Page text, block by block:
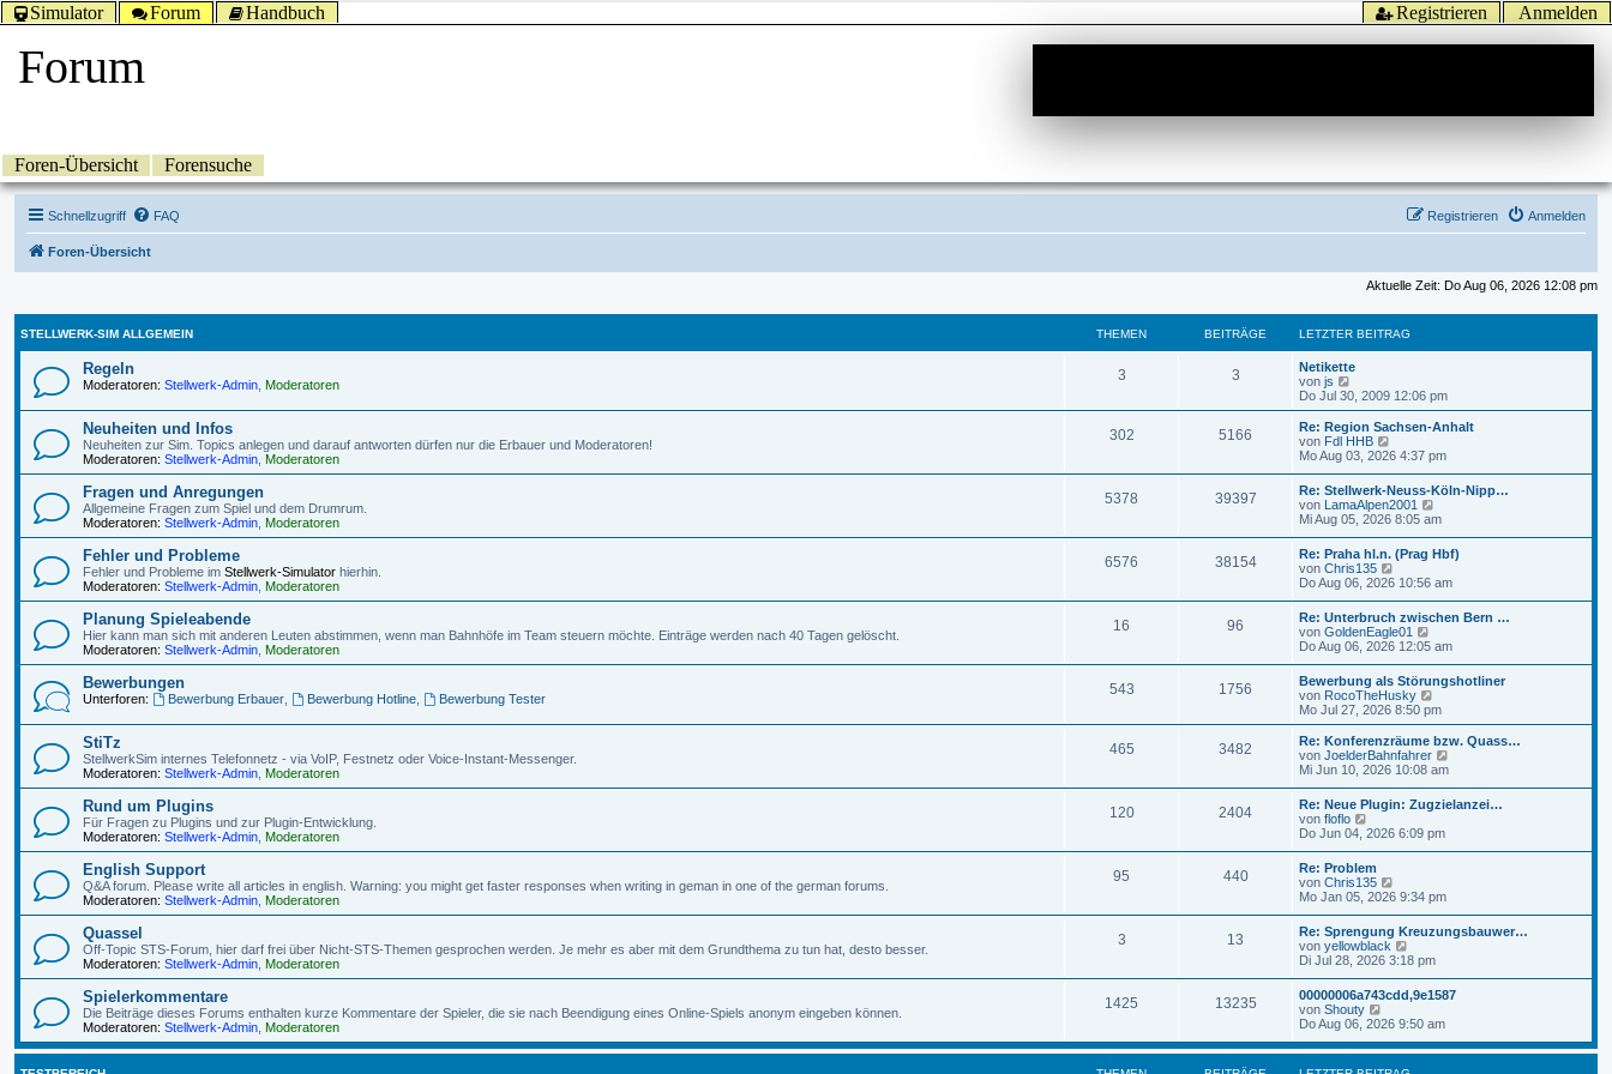
Anmelden
Registrieren
Simulator Forum Handbuch
Forum
Foren-Übersicht Forensuche
Schnellzugriff FAQ Anmelden
Registrieren
Foren-Übersicht
Aktuelle Zeit: Do Aug 06, 2026 12:08 pm
STELLWERK-SIM ALLGEMEIN THEMEN BEITRÄGE LETZTER BEITRAG
Regeln
Moderatoren: Stellwerk-Admin Moderatoren
3 3
Netikette
von js
e
u
e
s
t
B
e
i
t
r
a
g
Do Jul 30, 2009 12:06 pm
Neuheiten und Infos
Neuheiten zur Sim. Topics anlegen und darauf antworten dürfen nur die Erbauer und Moderatoren!
Moderatoren: Stellwerk-Admin Moderatoren
302 5166
Re: Region Sachsen-Anhalt
von Fdl HHB
e
e
s
t
e
r
B
e
i
t
r
a
g
Mo Aug 03, 2026 4:37 pm
Fragen und Anregungen
Allgemeine Fragen zum Spiel und dem Drumrum.
Moderatoren: Stellwerk-Admin Moderatoren
5378 39397
Re: Stellwerk-Neuss-Köln-Nipp…
von LamaAlpen2001
e
e
s
e
r
B
i
t
r
a
g
Mi Aug 05, 2026 8:05 am
Fehler und Probleme
Fehler und Probleme im Stellwerk-Simulator hierhin.
Moderatoren: Stellwerk-Admin Moderatoren
6576 38154
Re: Praha hl.n. (Prag Hbf)
von Chris135
e
s
t
e
r
B
e
i
t
r
a
g
Do Aug 06, 2026 10:56 am
Planung Spieleabende
Hier kann man sich mit anderen Leuten abstimmen, wenn man Bahnhöfe im Team steuern möchte. Einträge werden nach 40 Tagen gelöscht.
Moderatoren: Stellwerk-Admin Moderatoren
16 96
Re: Unterbruch zwischen Bern …
von GoldenEagle01
e
s
t
e
B
e
i
t
r
g
Do Aug 06, 2026 12:05 am
Bewerbungen
Unterforen: Bewerbung Erbauer, Bewerbung Hotline, Bewerbung Tester
543 1756
Bewerbung als Störungshotliner
von RocoTheHusky
e
u
e
s
t
B
i
t
g
Mo Jul 27, 2026 8:50 pm
StiTz
StellwerkSim internes Telefonnetz - via VoIP, Festnetz oder Voice-Instant-Messenger.
Moderatoren: Stellwerk-Admin Moderatoren
465 3482
Re: Konferenzräume bzw. Quass…
von JoelderBahnfahrer
e
s
r
t
r
a
Mi Jun 10, 2026 10:08 am
Rund um Plugins
Für Fragen zu Plugins und zur Plugin-Entwicklung.
Moderatoren: Stellwerk-Admin Moderatoren
120 2404
Re: Neue Plugin: Zugzielanzei…
von floflo
e
s
t
e
r
B
e
i
t
r
a
g
Do Jun 04, 2026 6:09 pm
English Support
Q&A forum. Please write all articles in english. Warning: you might get faster responses when writing in geman in one of the german forums.
Moderatoren: Stellwerk-Admin Moderatoren
95 440
Re: Problem
von Chris135
e
e
s
t
e
r
B
i
t
r
a
Mo Jan 05, 2026 9:34 pm
Quassel
Off-Topic STS-Forum, hier darf frei über Nicht-STS-Themen gesprochen werden. Je mehr es aber mit dem Grundthema zu tun hat, desto besser.
Moderatoren: Stellwerk-Admin Moderatoren
3 13
Re: Sprengung Kreuzungsbauwer…
von yellowblack
e
e
s
t
e
r
Di Jul 28, 2026 3:18 pm
Spielerkommentare
Die Beiträge dieses Forums enthalten kurze Kommentare der Spieler, die sie nach Beendigung eines Online-Spiels anonym eingeben können.
Moderatoren: Stellwerk-Admin Moderatoren
1425 13235
00000006a743cdd,9e1587
von Shouty
e
e
Do Aug 06, 2026 9:50 am